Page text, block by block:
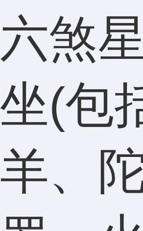
六煞
坐(包
羊、